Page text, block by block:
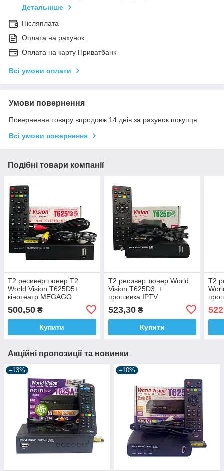
Детальніше
Післяплата
Оплата на рахунок
Оплата на карту Приватбанк
Всі умови оплати
Умови повернення
Повернення товару впродовж 14 днів за рахунок покупця
Всі умови повернення
Подібні товари компанії
Т2 ресивер тюнер T2
World Vision T625D5+
кінотеатр MEGAGO
500,50 ₴
Купити
Т2 ресивер тюнер World
Vision T625D3. +
прошивка IPTV
523,30₴
Купити
Т2
Акційні пропозиції та новинки
–13% –10%